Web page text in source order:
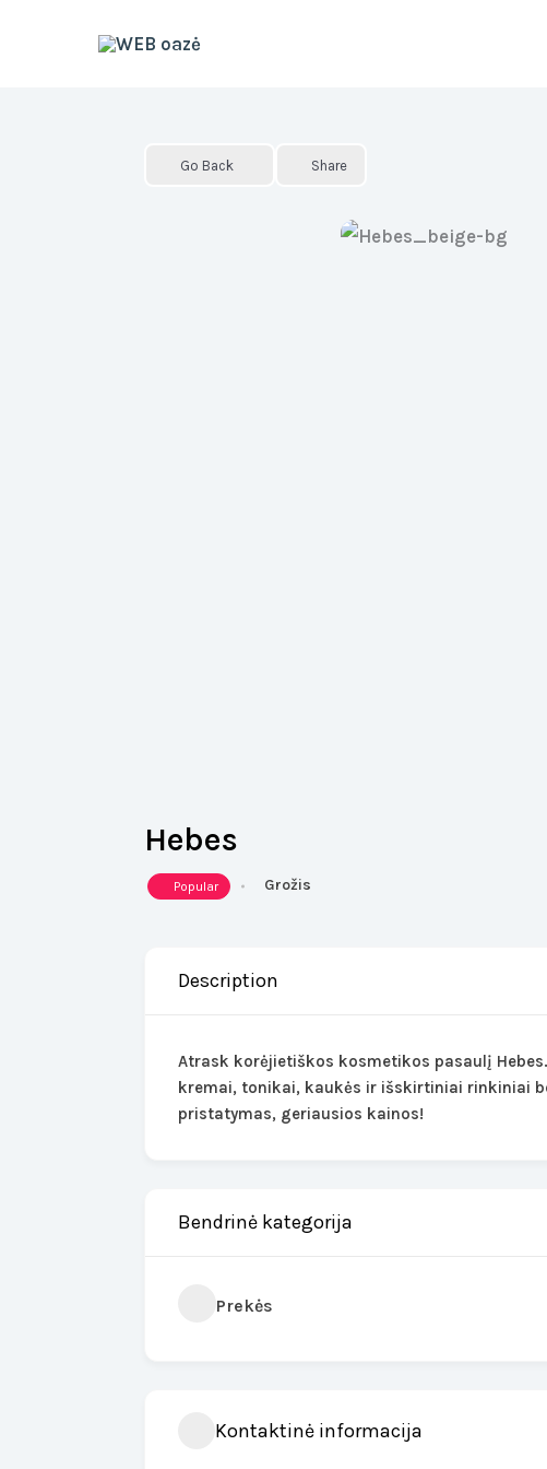
Go Back Share
Hebes
Popular Grožis
Description
Atrask korėjietiškos kosmetikos pasaulį
kremai, tonikai, kaukės ir išskirtiniai rinkiniai
pristatymas, geriausios kainos!
Bendrinė kategorija
Prekės
Kontaktinė informacija